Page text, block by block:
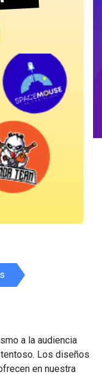
a la audiencia
Los diseños
en nuestra